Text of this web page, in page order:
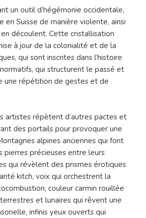
un outil d’hégémonie occidentale,
en Suisse de manière violente, ainsi
découlent. Cette cristallisation
à jour de la colonialité et de la
qui sont inscrites dans l’histoire
qui structurent le passé et
une répétition de gestes et de
artistes répètent d’autres pactes et
des portails pour provoquer une
alpines anciennes qui font
précieuses entre leurs
qui révèlent des prismes érotiques
kitch, voix qui orchestrent la
couleur carmin rouillée
et lunaires qui rêvent une
infinis yeux ouverts qui